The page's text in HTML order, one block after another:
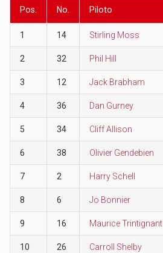
Pos. No. Piloto
1 14 Stirling Moss
2 32 Phil Hill
3 12 Jack Brabham
4 36 Dan Gurney
5 34 Cliff Allison
6 38 Olivier Gendebien
7 2 Harry Schell
8 6 Jo Bonnier
9 16 Maurice Trintignant
10 26 Carroll Shelby